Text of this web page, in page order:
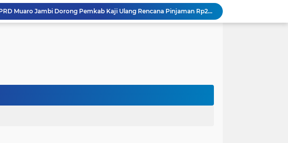
Kapolres Muaro Jambi Dorong Penyelesaian Permasalahan PT SATU Melalui Dialog dan Kepastian Hukum
Warga Panca Bakti Lega, Cincin Nyangkut di Jari Berhasil Dilepas Damkar Sungai Bahar`
Dokter Spesialis Unand Padang Siap Bertugas di RS Sungai Bahar, Bupati BBS Apresiasi`